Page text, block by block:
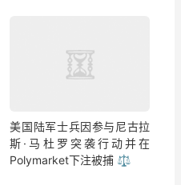
美国陆军士兵因参与尼古拉
斯·马杜罗突袭行动并在
Polymarket下注被捕 ⚖️